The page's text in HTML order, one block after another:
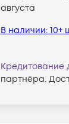
августа
В наличии: 10+
Кредитование
партнёра.